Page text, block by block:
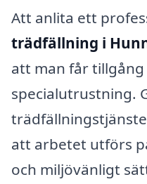
Att anlita ett
trädfällning i
att man får
specialutrustning.
att arbetet utförs
och miljövänligt